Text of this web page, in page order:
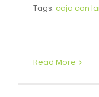
Tags: caja con
Read More
Caja